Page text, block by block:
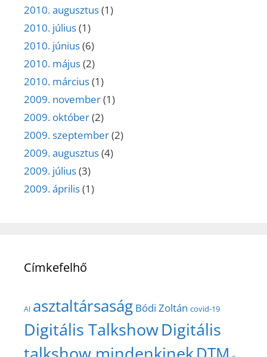
2010. augusztus(1)
2010. július(1)
2010. június(6)
2010. május(2)
2010. március(1)
2009. november(1)
2009. október(2)
2009. szeptember(2)
2009. augusztus(4)
2009. július(3)
2009. április(1)
Címkefelhő
AI asztaltársaság Bódi Zoltán covid-19
Digitális TalkshowDigitális